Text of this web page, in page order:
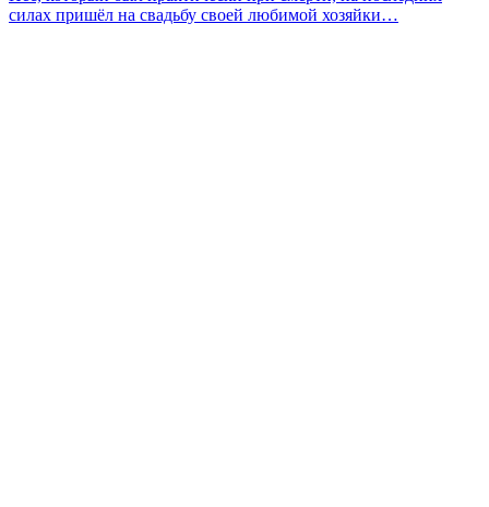
силах пришёл на свадьбу своей любимой хозяйки…